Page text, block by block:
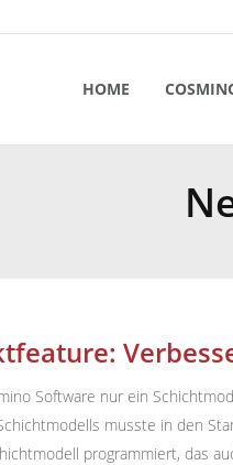
HOME
Software nur ein
musste in den
programmiert, das